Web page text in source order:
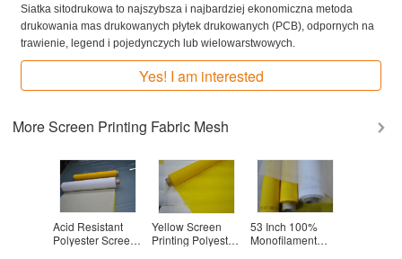
Siatka sitodrukowa to najszybsza i najbardziej ekonomiczna metoda
drukowania mas drukowanych płytek drukowanych (PCB), odpornych na
trawienie, legend i pojedynczych lub wielowarstwowych.
Yes! I am interested
MoreScreen Printing Fabric Mesh
Acid Resistant
Polyester Screen
Yellow Screen
Printing Polyester
53 Inch 100%
Monofilament